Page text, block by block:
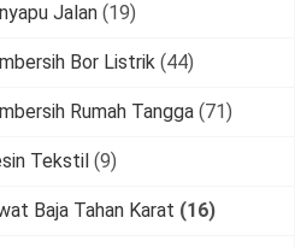
Jalan (19)
Bor Listrik (44)
Rumah Tangga (71)
Tekstil (9)
Baja Tahan Karat (16)